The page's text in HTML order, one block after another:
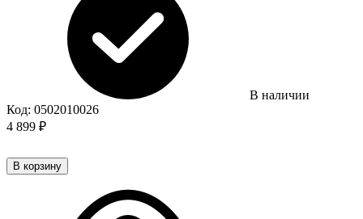
В наличии
Код: 0502010026
4 899 ₽
В корзину